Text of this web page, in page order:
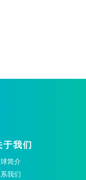
于我们
简介
我们